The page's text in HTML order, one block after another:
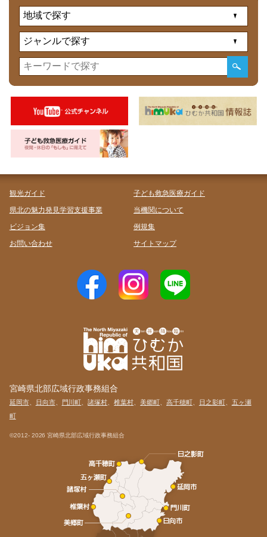
観光ガイド
子ども救急医療ガイド
県北の魅力発見学習支援事業
当機関について
ビジョン集
例規集
お問い合わせ
サイトマップ
宮崎県北部広域行政事務組合
延岡市、 日向市、 門川町 、諸塚村 、椎葉村 、美郷町 高千穂町、 日之影町、 五ヶ瀬
町
©2012- 2026 宮崎県北部広域行政事務組合